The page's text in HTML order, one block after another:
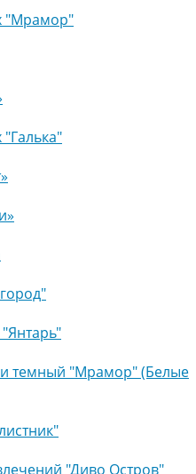
"Мрамор"
и темный "Мрамор" (Белые
"Диво Остров"